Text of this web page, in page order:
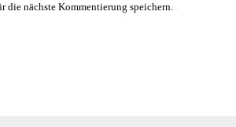
die nächste Kommentierung speichern.